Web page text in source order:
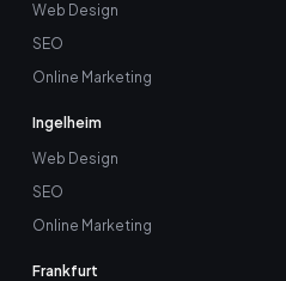
Web Design
SEO
Online Marketing
Ingelheim
Web Design
SEO
Online Marketing
Frankfurt